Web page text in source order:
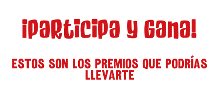
¡PARTICIPA Y GANA!
ESTOS SON LOS PREMIOS QUE PODRÍAS
LLEVARTE